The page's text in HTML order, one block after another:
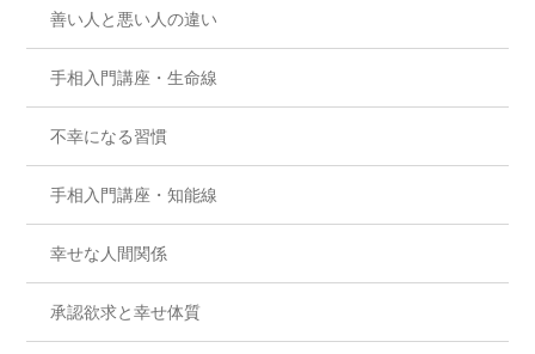
善い人と悪い人の違い
手相入門講座・生命線
不幸になる習慣
手相入門講座・知能線
幸せな人間関係
承認欲求と幸せ体質